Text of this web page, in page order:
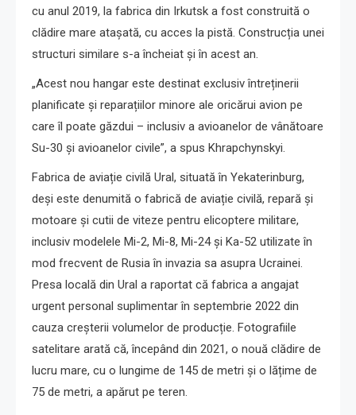
cu anul 2019, la fabrica din Irkutsk a fost construită o
clădire mare atașată, cu acces la pistă. Construcția unei
structuri similare s-a încheiat și în acest an.
„Acest nou hangar este destinat exclusiv întreținerii
planificate și reparațiilor minore ale oricărui avion pe
care îl poate găzdui – inclusiv a avioanelor de vânătoare
Su-30 și avioanelor civile”, a spus Khrapchynskyi.
Fabrica de aviație civilă Ural, situată în Yekaterinburg,
deși este denumită o fabrică de aviație civilă, repară și
motoare și cutii de viteze pentru elicoptere militare,
inclusiv modelele Mi-2, Mi-8, Mi-24 și Ka-52 utilizate în
mod frecvent de Rusia în invazia sa asupra Ucrainei.
Presa locală din Ural a raportat că fabrica a angajat
urgent personal suplimentar în septembrie 2022 din
cauza creșterii volumelor de producție. Fotografiile
satelitare arată că, începând din 2021, o nouă clădire de
lucru mare, cu o lungime de 145 de metri și o lățime de
75 de metri, a apărut pe teren.